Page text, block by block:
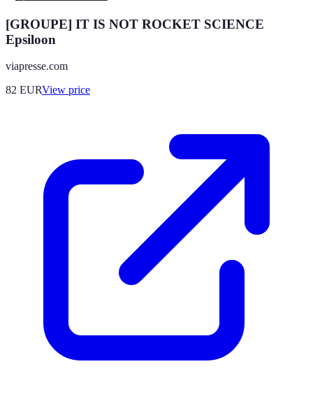
[GROUPE] IT IS NOT ROCKET SCIENCE
Epsiloon
viapresse.com
82 EURView price